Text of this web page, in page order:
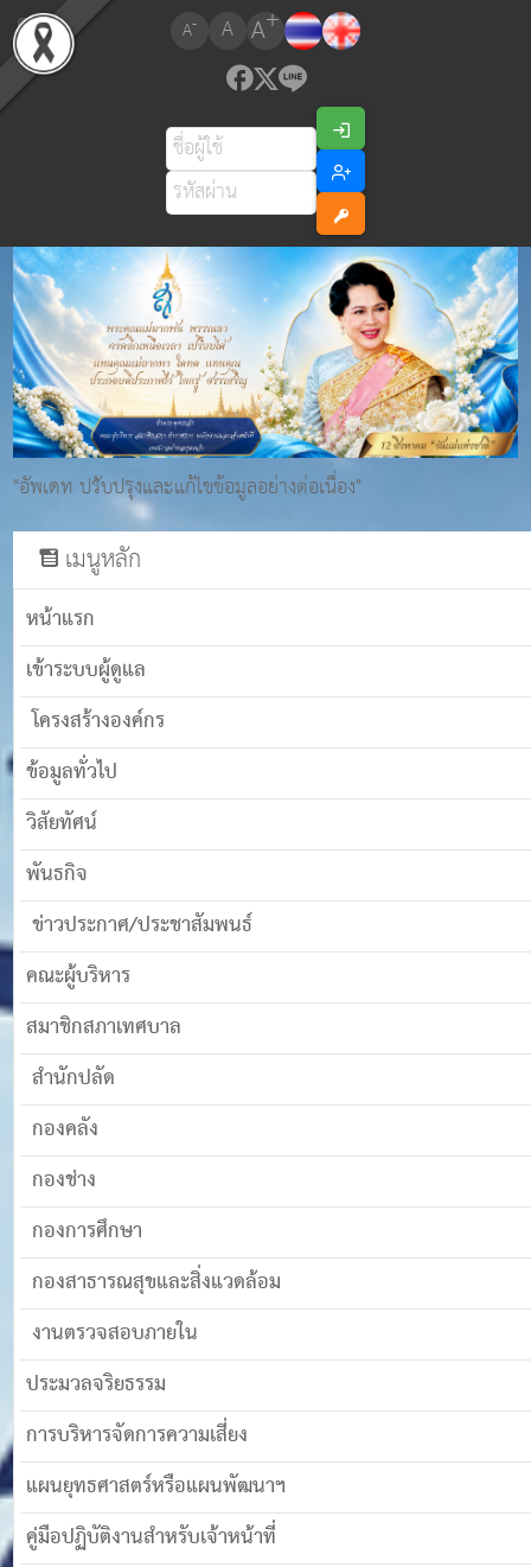
A- A A+
"อัพเดท ปรับปรุงและแก้ไขข้อมูลอย่างต่อเนื่อง"
เมนูหลัก
หน้าแรก
เข้าระบบผู้ดูแล
โครงสร้างองค์กร
ข้อมูลทั่วไป
วิสัยทัศน์
พันธกิจ
ข่าวประกาศ/ประชาสัมพนธ์
คณะผู้บริหาร
สมาชิกสภาเทศบาล
สำนักปลัด
กองคลัง
กองช่าง
กองการศึกษา
กองสาธารณสุขและสิ่งแวดล้อม
งานตรวจสอบภายใน
ประมวลจริยธรรม
การบริหารจัดการความเสี่ยง
แผนยุทธศาสตร์หรือแผนพัฒนาฯ
คู่มือปฏิบัติงานสำหรับเจ้าหน้าที่